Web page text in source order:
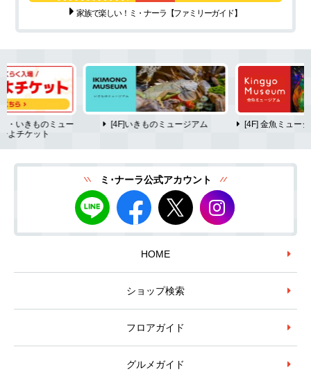
家族で楽しい！ミ・ナーラ 【ファミリーガイド】
・いきものミュー
よチケット
[4F]いきものミュージアム
[4F] 金魚ミュー
ミ･ナーラ公式アカウント
HOME
ショップ検索
フロアガイド
グルメガイド